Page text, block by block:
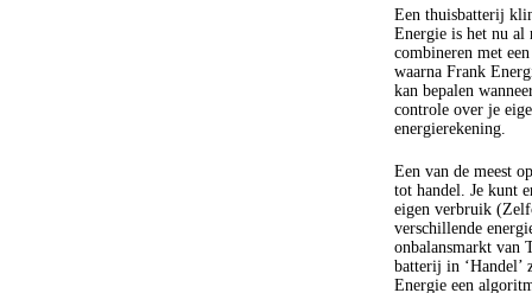
Een thuisbatterij
Energie is het nu
combineren met
waarna Frank
kan bepalen
controle over je
energierekening.
Een van de meest
tot handel. Je kunt
eigen verbruik
verschillende
onbalansmarkt van
batterij in
Energie een